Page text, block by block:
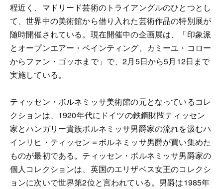
程近く、マドリード芸術のトライアングルのひとつとし
て、世界中の美術館から借り入れた芸術作品の特別展が
随時開催されている。現在開催中の企画展は、「印象派
とオープンエアー・ペインティング、カミーユ・コロー
からファン・ゴッホまで」で、2月5日から5月12日まで
実施している。
ティッセン・ボルネミッサ美術館の元となっているコレ
クションは、1920年代にドイツの鉄鋼財閥ティッセン
家とハンガリー貴族ボルネミッサ男爵家の流れを汲むハ
インリヒ・ティッセン＝ボルネミッサ男爵が買い集めた
ものが最初である。ティッセン・ボルネミッサ男爵家の
個人コレクションは、英国のエリザベス女王のコレクシ
ョンに次いで世界第2位と言われている。男爵は1985年